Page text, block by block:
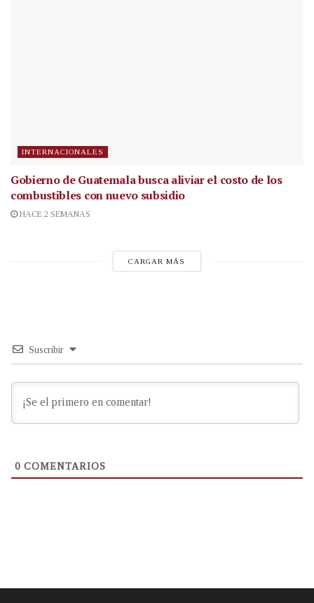
INTERNACIONALES
Gobierno de Guatemala busca aliviar el costo de los
combustibles con nuevo subsidio
HACE 2 SEMANAS
CARGAR MÁS
Suscribir
0 COMENTARIOS